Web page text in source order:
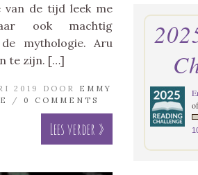
van de tijd leek me
ook machtig
mythologie. Aru
te zijn. […]
2019 DOOR
EMMY
/ 0 COMMENTS
Lees verder »